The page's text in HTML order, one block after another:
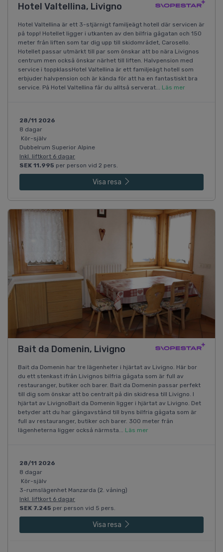
Hotel Valtellina, Livigno
Hotel Valtellina är ett 3-stjärnigt familjeägt hotell där servicen är
på topp! Hotellet ligger i utkanten av den bilfria gågatan och 150
meter från liften som tar dig upp till skidområdet, Carosello.
Hotellet passar utmärkt till par som önskar att bo nära Livignos
centrum men också önskar närhet till liften. Halvpension med
service i toppklassHotel Valtellina är ett familjeägt hotell som
erbjuder halvpension och är kända för att ha en fantastiskt bra
service. På Hotel Valtellina får du alltså serverat... Läs mer
28/11 2026
8 dagar
Kör-själv
Dubbelrum Superior Alpine
Inkl. liftkort 6 dagar
SEK 11.995 per person vid 2 pers.
Visa resa
Bait da Domenin, Livigno
Bait da Domenin har tre lägenheter i hjärtat av Livigno. Här bor
du ett stenkast ifrån Livignos bilfria gågata som är full av
restauranger, butiker och barer. Bait da Domenin passar perfekt
till dig som önskar att bo centralt på din skidresa till Livigno. I
hjärtat av LivignoBait da Domenin ligger i hjärtat av Livigno. Det
betyder att du har gångavstånd till byns bilfria gågata som är
full av restauranger, butiker och barer. 300 meter från
lägenheterna ligger också närmsta... Läs mer
28/11 2026
8 dagar
Kör-själv
3-rumslägenhet Manzarda (2. våning)
Inkl. liftkort 6 dagar
SEK 7.245 per person vid 5 pers.
Visa resa